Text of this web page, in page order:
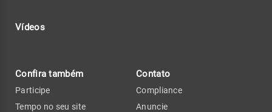
Vídeos
Confira também
Participe
Tempo no seu site
Contato
Compliance
Anuncie